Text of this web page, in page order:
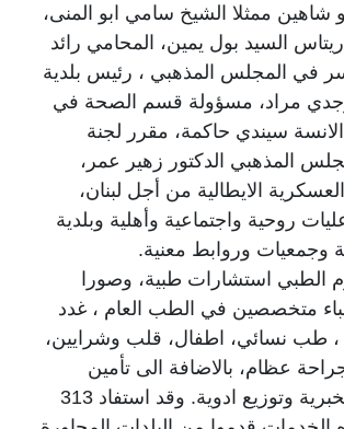
شاهين ممثلا الشيخ سامي ابو المنى،
السيد بول يمين، المحامي رائد
في المجلس المذهبي ، رئيس بلدية
وجدي مراد، مسؤولة قسم الصحة في
الانسة سيندي حاكمة، مقرر لجنة
المذهبي الدكتور زهير عمر،
العسكرية الايطالية من أجل لبنان،
روحية واجتماعية وأهلية وبلدية
وجمعيات وروابط معنية.
الطبي استشارات طبية، وصورا
متخصصين في الطب العام ، غدد
طب نسائي، اطفال، قلب وشرايين،
عظام، بالاضافة الى تأمين
الفحوصات المخبرية وتوزيع ادوية. وقد استفاد 313